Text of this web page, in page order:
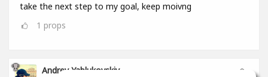
take the next step to my goal, keep moivng
1 props
Andrey Yablukovskiy